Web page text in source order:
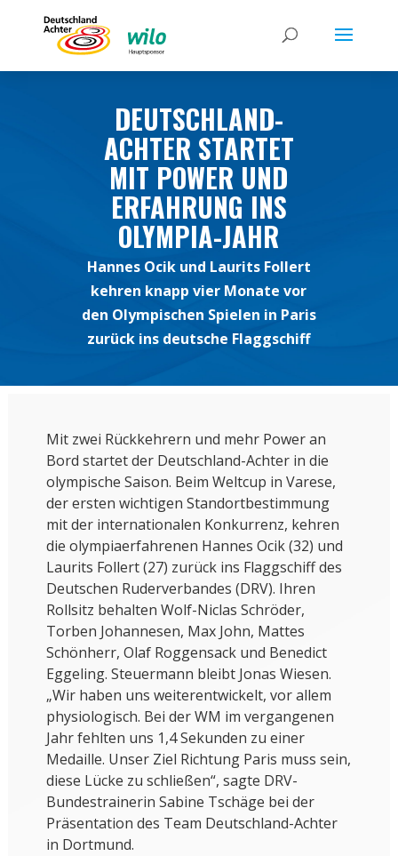
DEUTSCHLAND-
ACHTER STARTET
MIT POWER UND
ERFAHRUNG INS
OLYMPIA-JAHR
Hannes Ocik und Laurits Follert
kehren knapp vier Monate vor
den Olympischen Spielen in Paris
zurück ins deutsche Flaggschiff
Mit zwei Rückkehrern und mehr Power an
Bord startet der Deutschland-Achter in die
olympische Saison. Beim Weltcup in Varese,
der ersten wichtigen Standortbestimmung
mit der internationalen Konkurrenz, kehren
die olympiaerfahrenen Hannes Ocik (32) und
Laurits Follert (27) zurück ins Flaggschiff des
Deutschen Ruderverbandes (DRV). Ihren
Rollsitz behalten Wolf-Niclas Schröder,
Torben Johannesen, Max John, Mattes
Schönherr, Olaf Roggensack und Benedict
Eggeling. Steuermann bleibt Jonas Wiesen.
„Wir haben uns weiterentwickelt, vor allem
physiologisch. Bei der WM im vergangenen
Jahr fehlten uns 1,4 Sekunden zu einer
Medaille. Unser Ziel Richtung Paris muss sein,
diese Lücke zu schließen“, sagte DRV-
Bundestrainerin Sabine Tschäge bei der
Präsentation des Team Deutschland-Achter
in Dortmund.